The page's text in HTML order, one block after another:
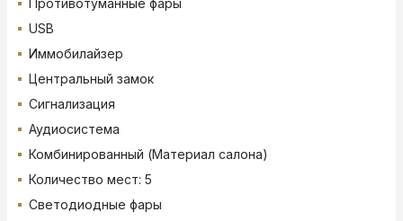
Противотуманные фары
USB
Иммобилайзер
Центральный замок
Сигнализация
Аудиосистема
Комбинированный (Материал салона)
Количество мест: 5
Светодиодные фары